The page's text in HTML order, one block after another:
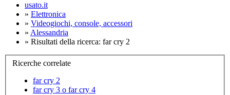
usato.it
» Elettronica
» Videogiochi, console, accessori
» Alessandria
» Risultati della ricerca: far cry 2
Ricerche correlate
far cry 2
far cry 3 o far cry 4